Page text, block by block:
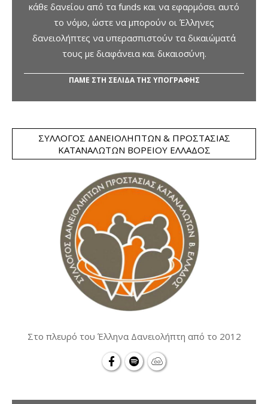
κάθε δανείου από τα funds και να εφαρμόσει αυτό
το νόμο, ώστε να μπορούν οι Έλληνες
δανειολήπτες να υπερασπιστούν τα δικαιώματά
τους με διαφάνεια και δικαιοσύνη.
ΠΑΜΕ ΣΤΗ ΣΕΛΙΔΑ ΤΗΣ ΥΠΟΓΡΑΦΗΣ
ΣΎΛΛΟΓΟΣ ΔΑΝΕΙΟΛΗΠΤΏΝ & ΠΡΟΣΤΑΣΊΑΣ
ΚΑΤΑΝΑΛΩΤΏΝ ΒΟΡΕΊΟΥ ΕΛΛΆΔΟΣ
Στο πλευρό του Έλληνα Δανειολήπτη από το 2012